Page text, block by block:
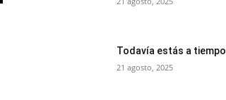
Todavía estás a tiempo
21 agosto, 2025